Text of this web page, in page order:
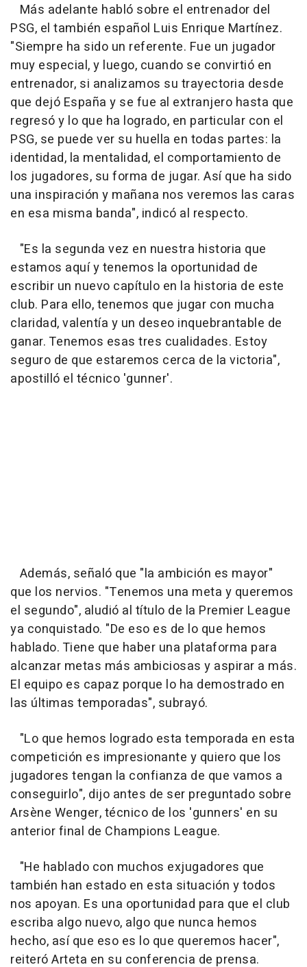
Más adelante habló sobre el entrenador del
PSG, el también español Luis Enrique Martínez.
"Siempre ha sido un referente. Fue un jugador
muy especial, y luego, cuando se convirtió en
entrenador, si analizamos su trayectoria desde
que dejó España y se fue al extranjero hasta que
regresó y lo que ha logrado, en particular con el
PSG, se puede ver su huella en todas partes: la
identidad, la mentalidad, el comportamiento de
los jugadores, su forma de jugar. Así que ha sido
una inspiración y mañana nos veremos las caras
en esa misma banda", indicó al respecto.
"Es la segunda vez en nuestra historia que
estamos aquí y tenemos la oportunidad de
escribir un nuevo capítulo en la historia de este
club. Para ello, tenemos que jugar con mucha
claridad, valentía y un deseo inquebrantable de
ganar. Tenemos esas tres cualidades. Estoy
seguro de que estaremos cerca de la victoria",
apostilló el técnico 'gunner'.
Además, señaló que "la ambición es mayor"
que los nervios. "Tenemos una meta y queremos
el segundo", aludió al título de la Premier League
ya conquistado. "De eso es de lo que hemos
hablado. Tiene que haber una plataforma para
alcanzar metas más ambiciosas y aspirar a más.
El equipo es capaz porque lo ha demostrado en
las últimas temporadas", subrayó.
"Lo que hemos logrado esta temporada en esta
competición es impresionante y quiero que los
jugadores tengan la confianza de que vamos a
conseguirlo", dijo antes de ser preguntado sobre
Arsène Wenger, técnico de los 'gunners' en su
anterior final de Champions League.
"He hablado con muchos exjugadores que
también han estado en esta situación y todos
nos apoyan. Es una oportunidad para que el club
escriba algo nuevo, algo que nunca hemos
hecho, así que eso es lo que queremos hacer",
reiteró Arteta en su conferencia de prensa.